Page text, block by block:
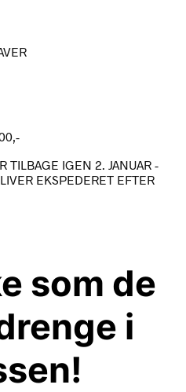
TILBAGE IGEN 2. JANUAR -
EKSPEDERET EFTER
som de
i